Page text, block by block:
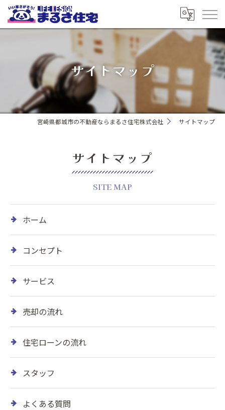
サイトマップ
宮崎県都城市の不動産ならまるさ住宅株式会社 サイトマップ
SITE MAP
サイトマップ
ホーム
コンセプト
サービス
売却の流れ
住宅ローンの流れ
スタッフ
よくある質問